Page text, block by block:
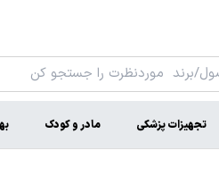
تجهیزات پزشکی مادر و کودک